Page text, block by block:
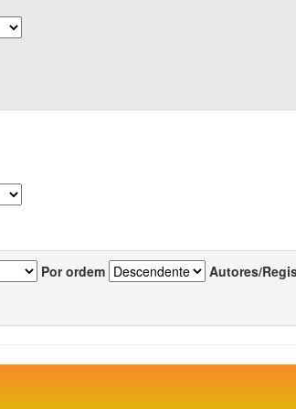
Por ordem Autores/